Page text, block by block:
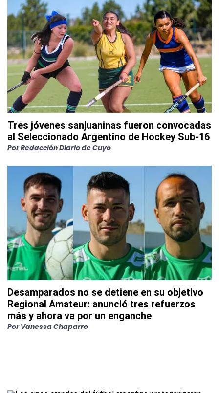
Tres jóvenes sanjuaninas fueron convocadas
al Seleccionado Argentino de Hockey Sub-16
PorRedacción Diario de Cuyo
Desamparados no se detiene en su objetivo
Regional Amateur: anunció tres refuerzos
más y ahora va por un enganche
Por Vanessa Chaparro